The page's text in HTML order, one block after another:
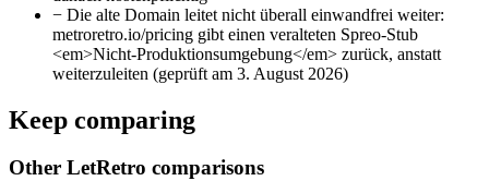
− Die alte Domain leitet nicht überall einwandfrei weiter:
metroretro.io/pricing gibt einen veralteten Spreo-Stub
<em>Nicht-Produktionsumgebung</em> zurück, anstatt
weiterzuleiten (geprüft am 3. August 2026)
Keep comparing
Other LetRetro comparisons